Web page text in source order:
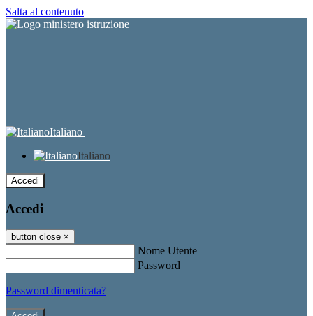
Salta al contenuto
Italiano
Italiano
Accedi
Accedi
button close ×
Nome Utente
Password
Password dimenticata?